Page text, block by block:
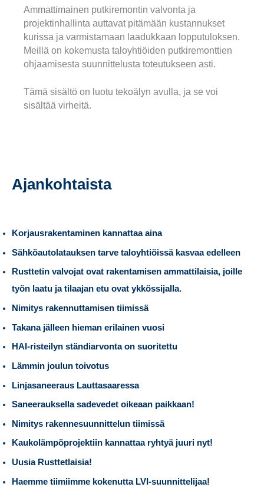
Ammattimainen putkiremontin valvonta ja
projektinhallinta auttavat pitämään kustannukset
kurissa ja varmistamaan laadukkaan lopputuloksen.
Meillä on kokemusta taloyhtiöiden putkiremonttien
ohjaamisesta suunnittelusta toteutukseen asti.
Tämä sisältö on luotu tekoälyn avulla, ja se voi
sisältää virheitä.
Ajankohtaista
Korjausrakentaminen kannattaa aina
Sähköautolatauksen tarve taloyhtiöissä kasvaa edelleen
Rusttetin valvojat ovat rakentamisen ammattilaisia, joille
työn laatu ja tilaajan etu ovat ykkössijalla.
Nimitys rakennuttamisen tiimissä
Takana jälleen hieman erilainen vuosi
HAI-risteilyn ständiarvonta on suoritettu
Lämmin joulun toivotus
Linjasaneeraus Lauttasaaressa
Saneerauksella sadevedet oikeaan paikkaan!
Nimitys rakennesuunnittelun tiimissä
Kaukolämpöprojektiin kannattaa ryhtyä juuri nyt!
Uusia Rusttetlaisia!
Haemme tiimiimme kokenutta LVI-suunnittelijaa!